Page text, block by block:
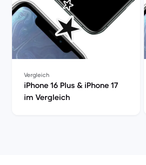
Vergleich
iPhone 16 Plus & iPhone 17
im Vergleich